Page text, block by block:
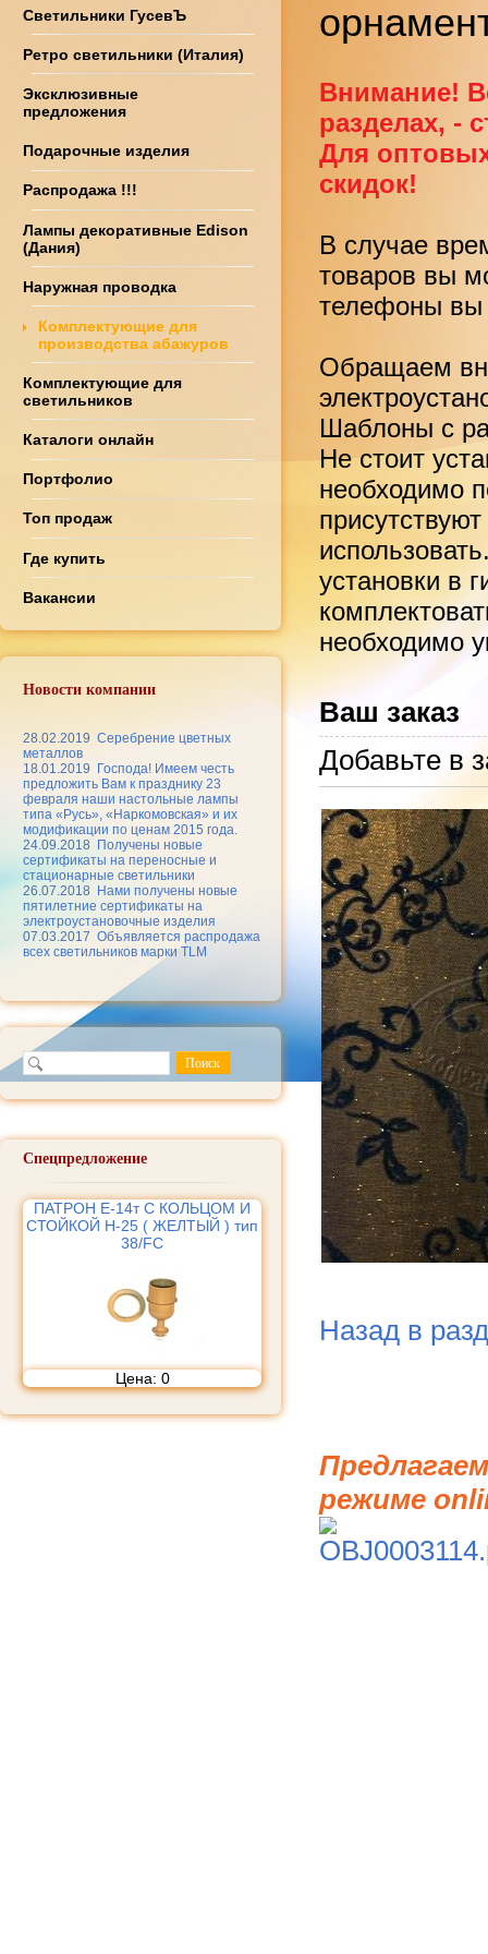
Светильники ГусевЪ
Ретро светильники (Италия)
Эксклюзивные
предложения
Подарочные изделия
Распродажа !!!
Лампы декоративные Edison
(Дания)
Наружная проводка
Комплектующие для
производства абажуров
Комплектующие для
светильников
Каталоги онлайн
Портфолио
Топ продаж
Где купить
Вакансии
Новости компании
28.02.2019 Серебрение цветных
металлов
18.01.2019
Господа! Имеем честь
предложить Вам к празднику 23
февраля наши настольные лампы
типа «Русь», «Наркомовская» и их
модификации по ценам 2015 года.
24.09.2018
Получены новые
сертификаты на переносные и
стационарные светильники
26.07.2018
Нами получены новые
пятилетние сертификаты на
электроустановочные изделия
07.03.2017 Объявляется распродажа
всех светильников марки TLM
Спецпредложение
ПАТРОН Е-14т С КОЛЬЦОМ И
СТОЙКОЙ Н-25 ( ЖЕЛТЫЙ ) тип
38/FC
Цена: 0
Внимание!
разделах, -
Для
скидок!
В случае
товаров вы
телефоны вы
Обращаем
Шаблоны с
Не стоит
необходимо
установки в
необходимо
Ваш заказ
Добавьте в
Назад в
режиме